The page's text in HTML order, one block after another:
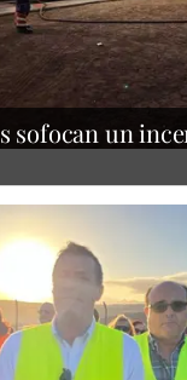
sofocan un